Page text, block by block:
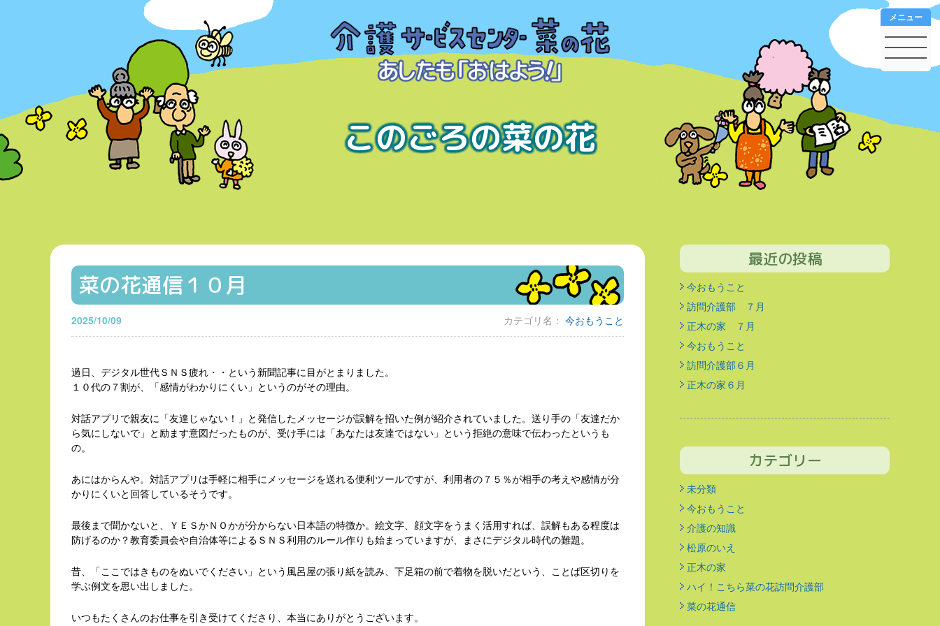
このごろの菜の花
メニュー
菜の花通信１０月
2025/10/09 カテゴリ名： 今おもうこと
過日、デジタル世代ＳＮＳ疲れ・・という新聞記事に目がとまりました。
１０代の７割が、「感情がわかりにくい」というのがその理由。
対話アプリで親友に「友達じゃない！」と発信したメッセージが誤解を招いた例が紹介されていました。送り手の「友達だか
ら気にしないで」と励ます意図だったものが、受け手には「あなたは友達ではない」という拒絶の意味で伝わったというも
の。
あにはからんや。対話アプリは手軽に相手にメッセージを送れる便利ツールですが、利用者の７５％が相手の考えや感情が分
かりにくいと回答しているそうです。
最後まで聞かないと、ＹＥＳかＮＯかが分からない日本語の特徴か。絵文字、顔文字をうまく活用すれば、誤解もある程度は
防げるのか？教育委員会や自治体等によるＳＮＳ利用のルール作りも始まっていますが、まさにデジタル時代の難題。
昔、「ここではきものをぬいでください」という風呂屋の張り紙を読み、下足箱の前で着物を脱いだという、ことば区切りを
学ぶ例文を思い出しました。
いつもたくさんのお仕事を引き受けてくださり、本当にありがとうございます。
最近の投稿
今おもうこと
訪問介護部 ７月
正木の家 ７月
今おもうこと
訪問介護部６月
正木の家６月
カテゴリー
未分類
今おもうこと
介護の知識
松原のいえ
正木の家
ハイ！こちら菜の花訪問介護部
菜の花通信